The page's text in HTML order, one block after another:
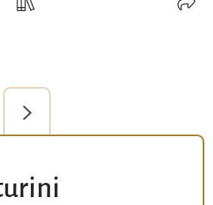
Faksimile-Editionen (1)